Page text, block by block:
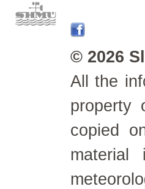
© 2026
All the
property
copied
material